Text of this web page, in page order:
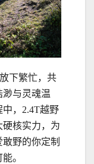
下繁忙，共
与灵魂温
，2.4T越野
核实力，为
野的你定制
。